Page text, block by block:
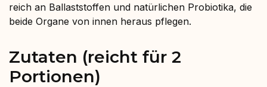
reich an Ballaststoffen und natürlichen Probiotika, die
beide Organe von innen heraus pflegen.
Zutaten (reicht für 2
Portionen)